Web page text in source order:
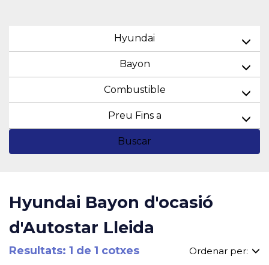
Hyundai
Bayon
Combustible
Preu Fins a
Buscar
Hyundai Bayon d'ocasió
d'Autostar Lleida
Resultats: 1 de 1 cotxes Ordenar per: